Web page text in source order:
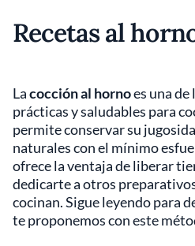
Recetas al
Lacocción al hornoes una de
prácticas y saludables para
permite conservar su
naturales con el mínimo
ofrece la ventaja de liberar
dedicarte a otros
cocinan. Sigue leyendo para
te proponemos con este